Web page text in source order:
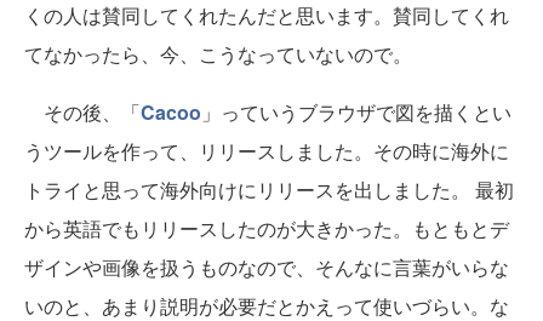
くの人は賛同してくれたんだと思います。賛同してくれ
てなかったら、今、こうなっていないので。
その後、「Cacoo 」っていうブラウザで図を描くとい
うツールを作って、リリースしました。その時に海外に
トライと思って海外向けにリリースを出しました。 最初
から英語でもリリースしたのが大きかった。もともとデ
ザインや画像を扱うものなので、そんなに言葉がいらな
いのと、あまり説明が必要だとかえって使いづらい。な